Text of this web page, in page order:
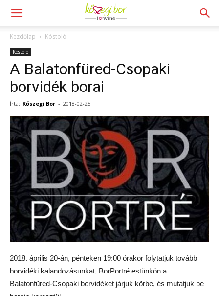
Kezdőlap Kóstoló
Kóstoló
A Balatonfüred-Csopaki
borvidék borai
Írta: Kőszegi Bor - 2018-02-25
2018. április 20-án, pénteken 19:00 órakor folytatjuk tovább
borvidéki kalandozásunkat, BorPortré estünkön a
Balatonfüred-Csopaki borvidéket járjuk körbe, és mutatjuk be